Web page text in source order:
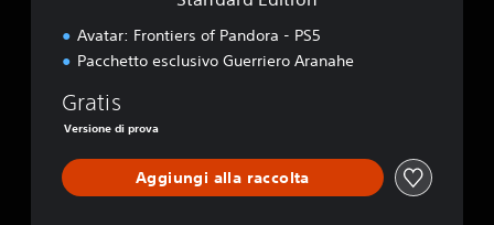
Avatar: Frontiers of Pandora - PS5
Pacchetto esclusivo Guerriero Aranahe
Gratis
Versione di prova
Aggiungi alla raccolta